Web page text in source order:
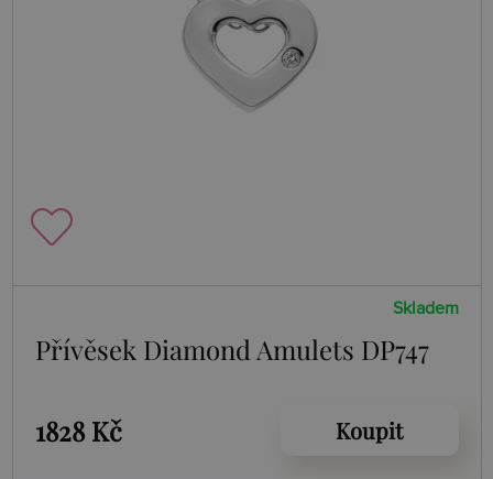
Skladem
Přívěsek Diamond Amulets DP747
1828 Kč Koupit